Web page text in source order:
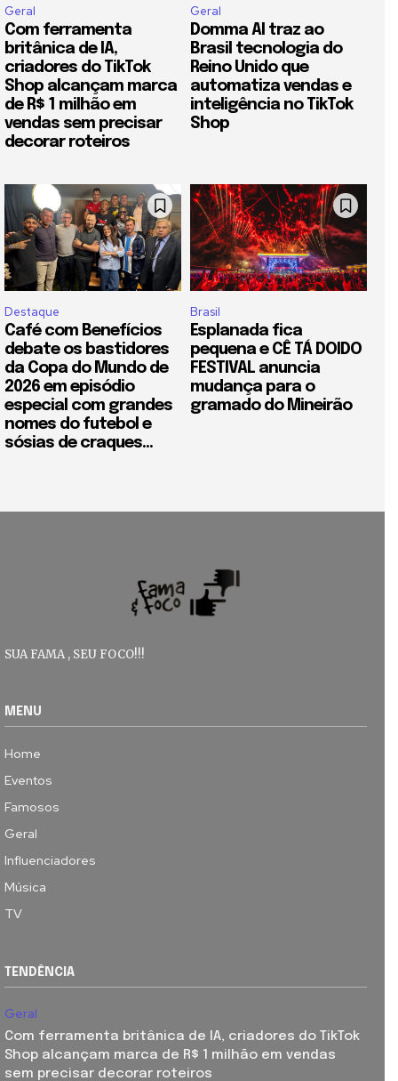
Geral
Com ferramenta
britânica de IA,
criadores do TikTok
Shop alcançam marca
de R$ 1 milhão em
vendas sem precisar
decorar roteiros
Geral
Domma AI traz ao
Brasil tecnologia do
Reino Unido que
automatiza vendas e
inteligência no TikTok
Shop
Destaque
Café com Benefícios
debate os bastidores
da Copa do Mundo de
2026 em episódio
especial com grandes
nomes do futebol e
sósias de craques...
Brasil
Esplanada fica
pequena e CÊ TÁ DOIDO
FESTIVAL anuncia
mudança para o
gramado do Mineirão
SUA FAMA , SEU FOCO!!!
MENU
Home
Eventos
Famosos
Geral
Influenciadores
Música
TV
TENDÊNCIA
Geral
Com ferramenta britânica de IA, criadores do TikTok
Shop alcançam marca de R$ 1 milhão em vendas
sem precisar decorar roteiros